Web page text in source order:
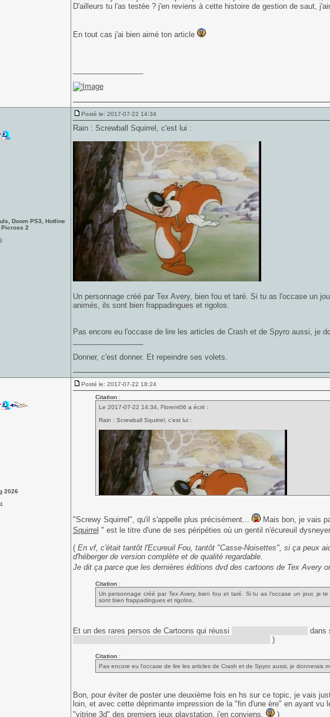
D'ailleurs tu l'as testée ? j'en reviens à cette histoire de gestion de saut,
En tout cas j'ai bien aimé ton article
Doom PS3, Hotline
Picross 2
Posté le: 2017-07-22 14:34
Rain : Screwball Squirrel, c'est lui :
Un personnage créé par Tex Avery, bien fou et taré. Si tu as l'occase un
animés, ils sont bien frappadingues et rigolos.
Pas encore eu l'occase de lire les articles de Crash et de Spyro aussi, je
Donner, c'est donner. Et repeindre ses volets.
2026
Posté le: 2017-07-22 18:24
Citation:
Le 2017-07-22 14:34, Florent06 a écrit :
Rain : Screwball Squirrel, c'est lui :
"Screwy Squirrel", qu'il s'appelle plus précisément... Mais bon, je vais
Squirrel " est le titre d'une de ses péripéties où un gentil n'écureuil
( En vf, c'était tantôt l'Ecureuil Fou, tantôt "Casse-Noisettes", si ça peux
d'héberger de version complète et de qualité regardable.
Je dit ça parce que les dernières éditions dvd des cartoons de Tex Avery
Citation:
Un personnage créé par Tex Avery, bien fou et taré. Si tu as l'occase un jour, je
sont bien frappadingues et rigolos.
Et un des rares persos de Cartoons qui réussi dans
)
Citation:
Pas encore eu l'occase de lire les articles de Crash et de Spyro aussi, je donnerais
Bon, pour éviter de poster une deuxième fois en hs sur ce topic, je vais
loin, et avec cette déprimante impression de la "fin d'une ère" en ayant
"vitrine 3d" des premiers jeux playstation, j'en conviens.
)